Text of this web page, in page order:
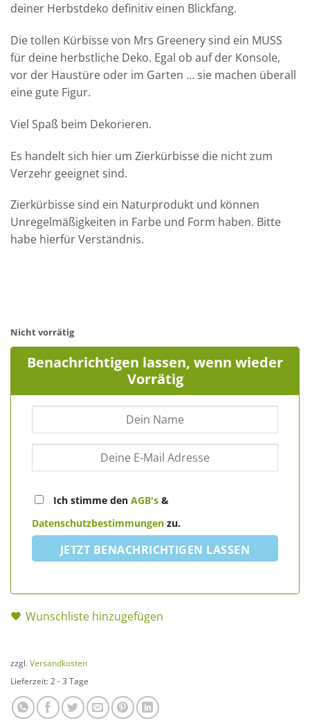
deiner Herbstdeko definitiv einen Blickfang.
Die tollen Kürbisse von Mrs Greenery sind ein MUSS
für deine herbstliche Deko. Egal ob auf der Konsole,
vor der Haustüre oder im Garten … sie machen überall
eine gute Figur.
Viel Spaß beim Dekorieren.
Es handelt sich hier um Zierkürbisse die nicht zum
Verzehr geeignet sind.
Zierkürbisse sind ein Naturprodukt und können
Unregelmäßigkeiten in Farbe und Form haben. Bitte
habe hierfür Verständnis.
Nicht vorrätig
Benachrichtigen lassen, wenn wieder
Vorrätig
Ich stimme den AGB's &
Datenschutzbestimmungen zu.
JETZT BENACHRICHTIGEN LASSEN
Wunschliste hinzugefügen
zzgl. Versandkosten
Lieferzeit: 2 - 3 Tage